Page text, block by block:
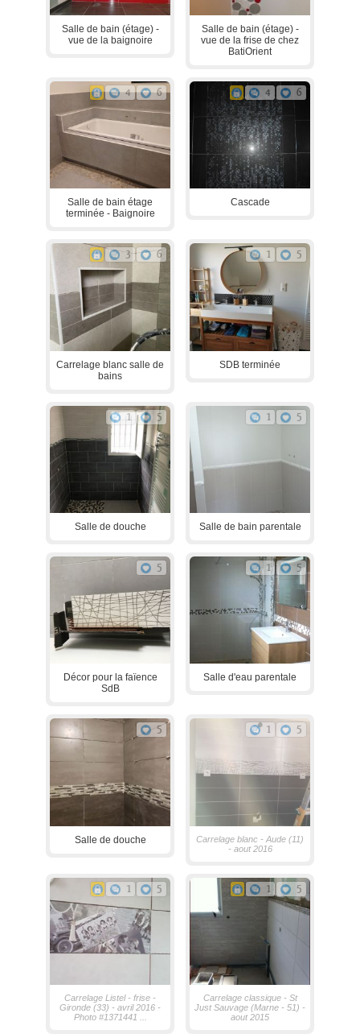
Salle de bain (étage) -
vue de la baignoire
Salle de bain (étage) -
vue de la frise de chez
BatiOrient
4 6
Salle de bain étage
terminée - Baignoire
4 6
Cascade
3 6
Carrelage blanc salle de
bains
1 5
SDB terminée
1 5
Salle de douche
1 5
Salle de bain parentale
5
Décor pour la faïence
SdB
1 5
Salle d'eau parentale
5
Salle de douche
1 5
Carrelage blanc - Aude (11)
- aout 2016
1 5
Carrelage Listel - frise -
Gironde (33) - avril 2016 -
Photo #1371441 ...
1 5
Carrelage classique - St
Just Sauvage (Marne - 51) -
aout 2015